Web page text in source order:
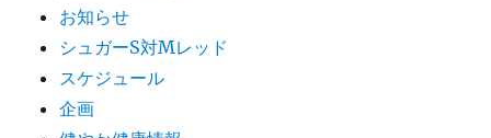
お知らせ
シュガーS対Mレッド
スケジュール
企画